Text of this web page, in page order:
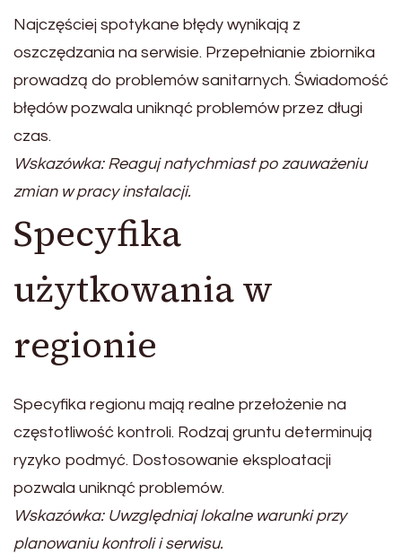
Najczęściej spotykane błędy wynikają z
oszczędzania na serwisie. Przepełnianie zbiornika
prowadzą do problemów sanitarnych. Świadomość
błędów pozwala uniknąć problemów przez długi
czas.
Wskazówka: Reaguj natychmiast po zauważeniu
zmian w pracy instalacji.
Specyfika
użytkowania w
regionie
Specyfika regionu mają realne przełożenie na
częstotliwość kontroli. Rodzaj gruntu determinują
ryzyko podmyć. Dostosowanie eksploatacji
pozwala uniknąć problemów.
Wskazówka: Uwzględniaj lokalne warunki przy
planowaniu kontroli i serwisu.